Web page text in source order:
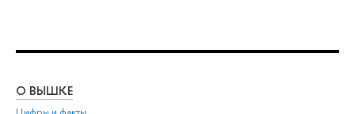
О ВЫШКЕ